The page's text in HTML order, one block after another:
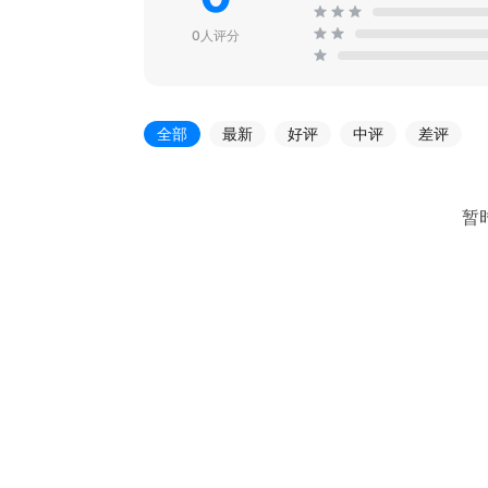
0人评分
全部 最新 好评 中评 差评